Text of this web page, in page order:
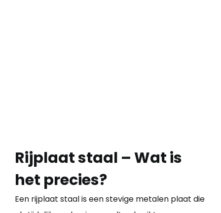
Rijplaat staal – Wat is
het precies?
Een rijplaat staal is een stevige metalen plaat die